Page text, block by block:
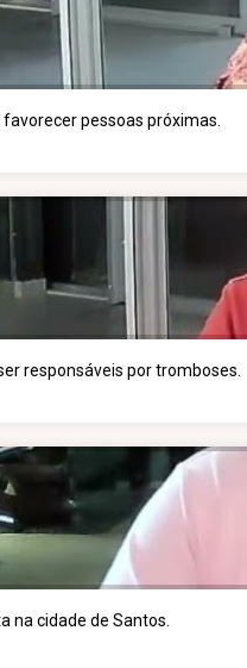
pessoas próximas.
responsáveis por tromboses.
na cidade de Santos.